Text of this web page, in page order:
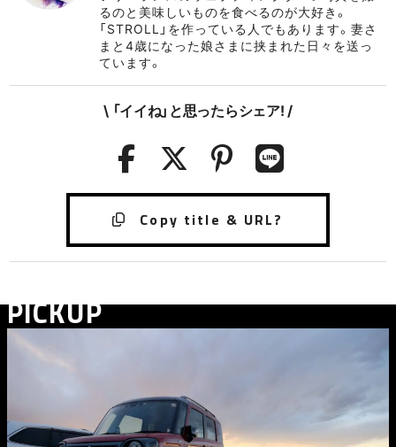
るのと美味しいものを食べるのが大好き。
「STROLL」を作っている人でもあります。妻さ
まと4歳になった娘さまに挟まれた日々を送っ
ています。
\ 「イイね」と思ったらシェア! /
PICKUP